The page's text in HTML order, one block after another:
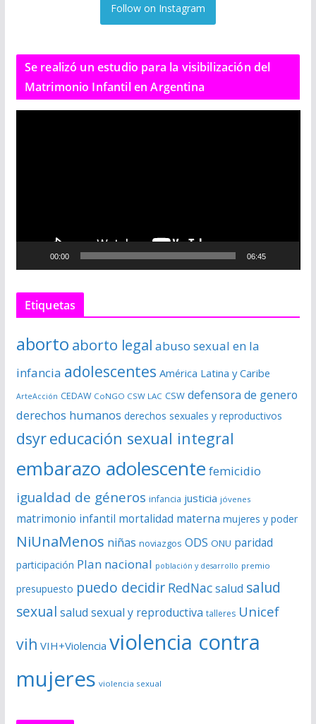
Follow on Instagram
Se realizó un estudio para la visibilización del
Matrimonio Infantil en Argentina
c
r
v
í
e
o
00:00 06:45
Etiquetas
aborto aborto legal abuso sexual en la
infancia adolescentes América Latina y Caribe
ArteAcción CEDAW CoNGO CSW LAC CSW defensora de genero
derechos humanos derechos sexuales y reproductivos
dsyreducación sexual integral
embarazo adolescente femicidio
igualdad de géneros infancia justicia jóvenes
matrimonio infantil mortalidad materna mujeres y poder
NiUnaMenos niñas noviazgos ODS ONU paridad
participación Plan nacional población y desarrollo premio
presupuesto puedo decidir RedNacsalud salud
sexual salud sexual y reproductiva talleres Unicef
vih VIH+Violencia violencia contra
mujeres violencia sexual